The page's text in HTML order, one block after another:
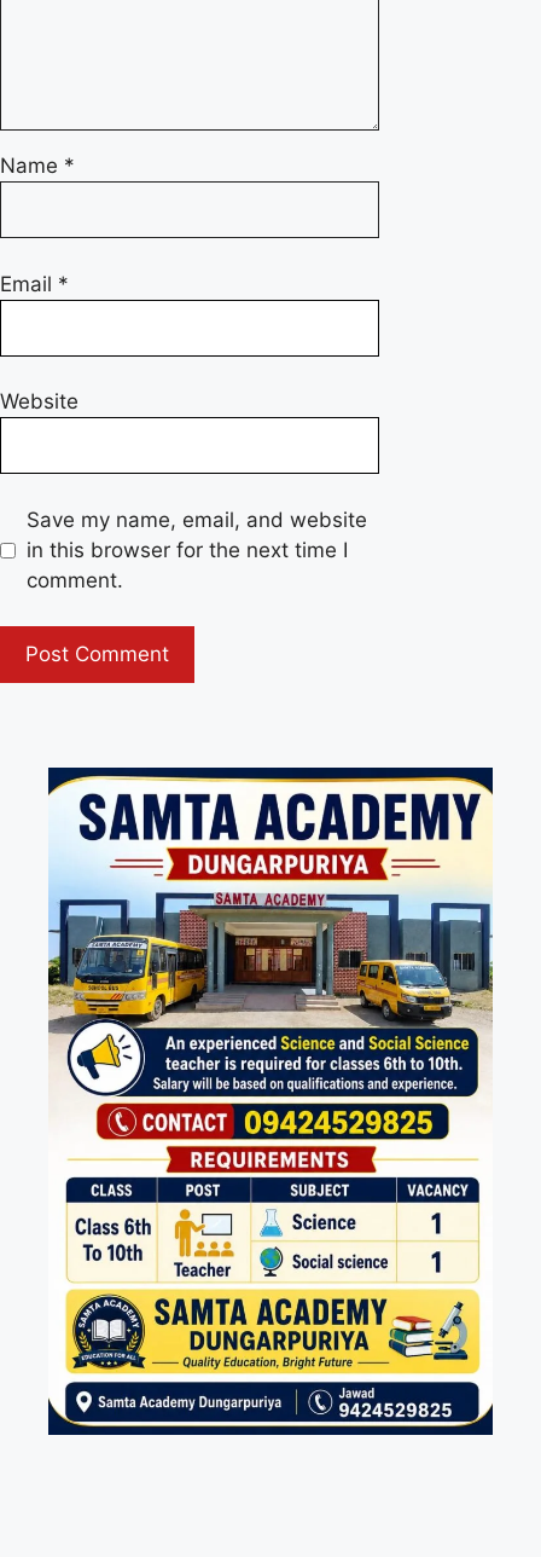
Name *
Email *
Website
Save my name, email, and website
in this browser for the next time I
comment.